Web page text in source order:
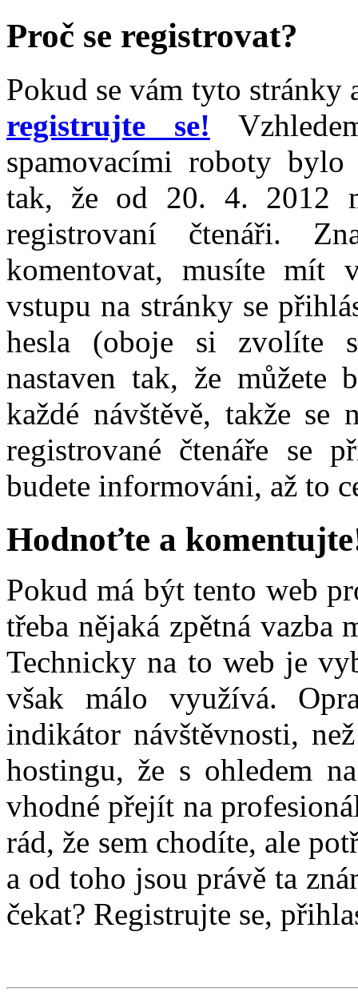
Proč se registrovat?
Pokud se vám tyto stránky
registrujte se!
spamovacími roboty
tak, že od 20. 4. 2012
registrovaní čtenáři.
komentovat, musíte mít
vstupu na stránky se
hesla (oboje si zvolíte
nastaven tak, že můžete
každé návštěvě, takže se
registrované čtenáře se
budete informováni, až to
Hodnoťte a
Pokud má být tento web
třeba nějaká zpětná vazba
Technicky na to web je
však málo využívá.
indikátor návštěvnosti,
hostingu, že s ohledem
vhodné přejít na
rád, že sem chodíte, ale
a od toho jsou právě ta
čekat? Registrujte se,